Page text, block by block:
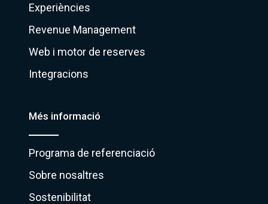
Experiències
Revenue Management
Web i motor de reserves
Integracions
Més informació
Programa de referenciació
Sobre nosaltres
Sostenibilitat